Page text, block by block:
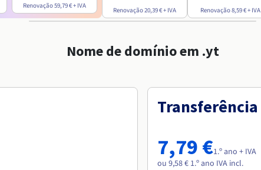
Renovação59,79 €+ IVA
Renovação20,39 €+ IVA Renovação8,59 €+ IVA
Nome de domínio em .yt
Transferência
7,79 €1.º ano + IVA
ou 9,58 € 1.º ano IVA incl.